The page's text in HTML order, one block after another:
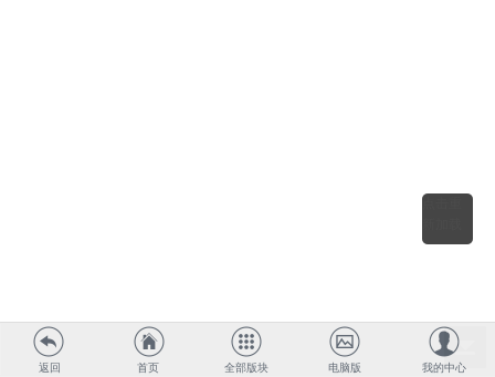
返回 首页 全部版块 电脑版 我的中心